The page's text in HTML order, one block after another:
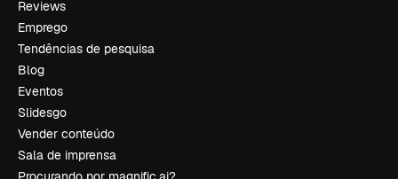
Reviews
Emprego
Tendências de pesquisa
Blog
Eventos
Slidesgo
Vender conteúdo
Sala de imprensa